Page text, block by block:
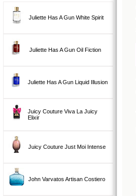
Juliette Has A Gun White Spirit
Juliette Has A Gun Oil Fiction
Juliette Has A Gun Liquid Illusion
Juicy Couture Viva La Juicy
Elixir
Juicy Couture Just Moi Intense
John Varvatos Artisan Costiero